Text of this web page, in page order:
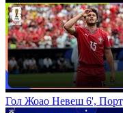
Гол Жоао Невеш 6',